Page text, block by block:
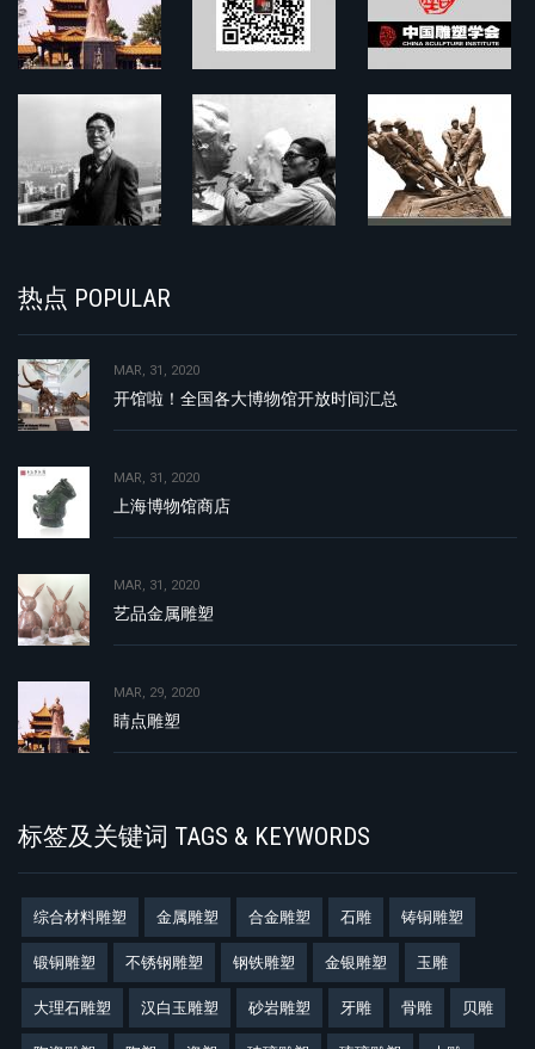
热点 POPULAR
MAR, 31, 2020
开馆啦！全国各大博物馆开放时间汇总
MAR, 31, 2020
上海博物馆商店
MAR, 31, 2020
艺品金属雕塑
MAR, 29, 2020
睛点雕塑
标签及关键词 TAGS & KEYWORDS
综合材料雕塑 金属雕塑 合金雕塑 石雕 铸铜雕塑
锻铜雕塑 不锈钢雕塑 钢铁雕塑 金银雕塑 玉雕
大理石雕塑 汉白玉雕塑 砂岩雕塑 牙雕 骨雕 贝雕